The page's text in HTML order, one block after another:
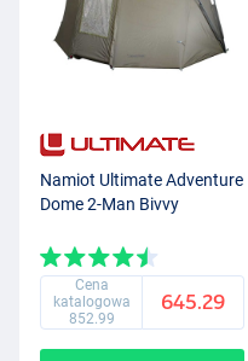
Namiot Ultimate Adventure
Dome 2-Man Bivvy
Cena
katalogowa
852.99
645.29